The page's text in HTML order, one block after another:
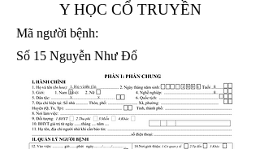
Y HỌC CỔ TRUYỀN
Mã người bệnh:
Số 15 Nguyễn Như Đổ
1. Họ và tên (In
hoa):
1 9 9 5
8
8
X
X